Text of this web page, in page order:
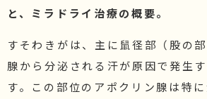
と、ミラドライ治療の概要。
すそわきがは、主に鼠径部（股の
腺から分泌される汗が原因で発生
す。この部位のアポクリン腺は特